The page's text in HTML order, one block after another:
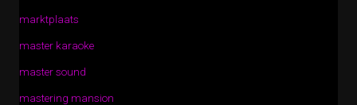
marktplaats
master karaoke
master sound
mastering mansion